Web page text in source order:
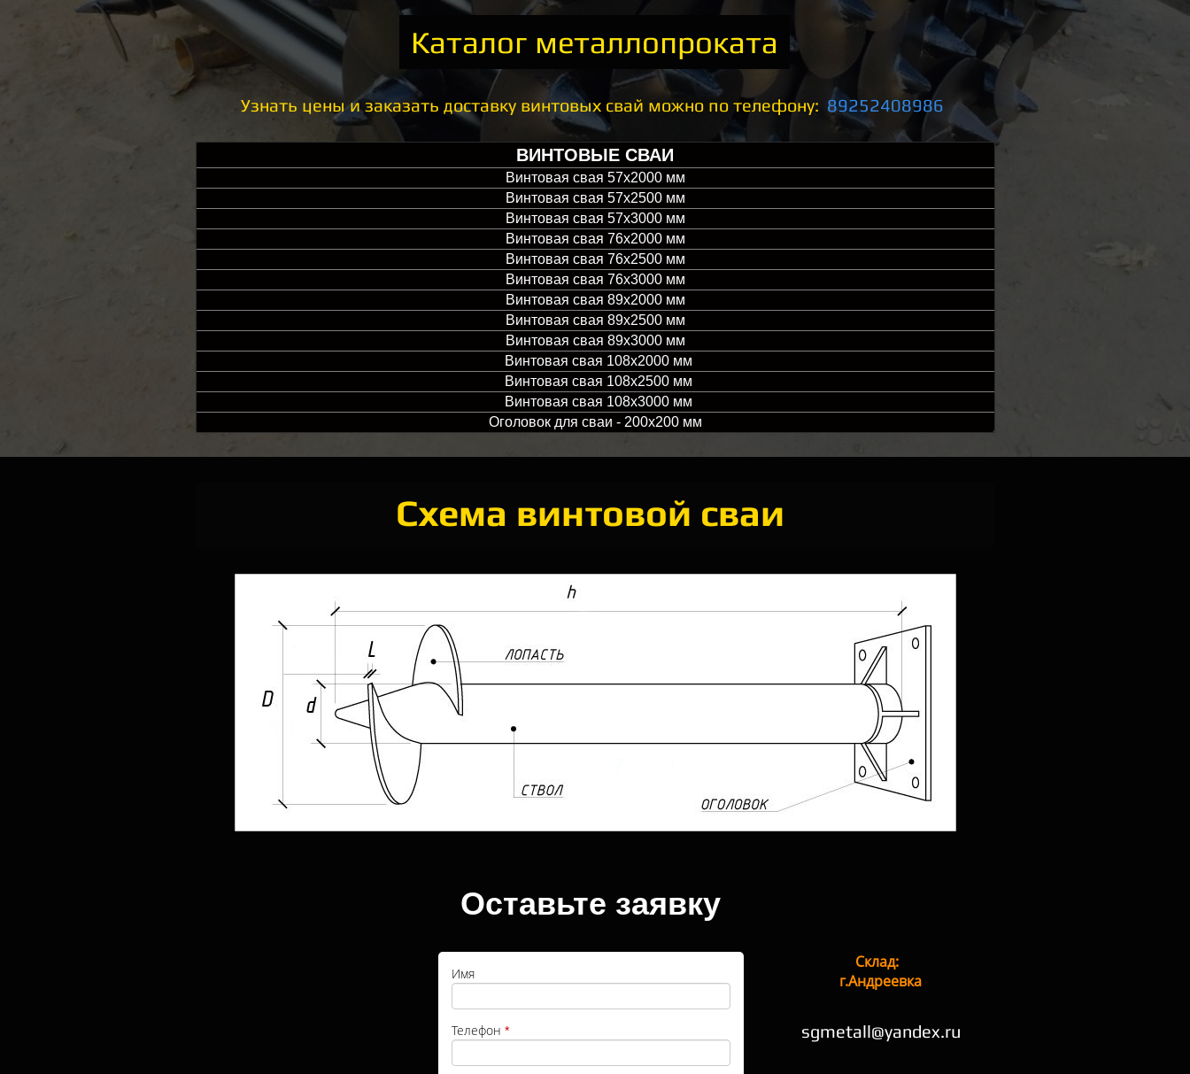
Каталог металлопроката
Узнать цены и заказать доставку винтовых свай можно по телефону: 89252408986
ВИНТОВЫЕ СВАИ
Винтовая свая 57х2000 мм
Винтовая свая 57х2500 мм
Винтовая свая 57х3000 мм
Винтовая свая 76х2000 мм
Винтовая свая 76х2500 мм
Винтовая свая 76х3000 мм
Винтовая свая 89х2000 мм
Винтовая свая 89х2500 мм
Винтовая свая 89х3000 мм
Винтовая свая 108х2000 мм
Винтовая свая 108х2500 мм
Винтовая свая 108х3000 мм
Оголовок для сваи - 200х200 мм
Схема винтовой сваи
Оставьте заявку
Имя
Телефон *
Склад:
г.Андреевка
sgmetall@yandex.ru